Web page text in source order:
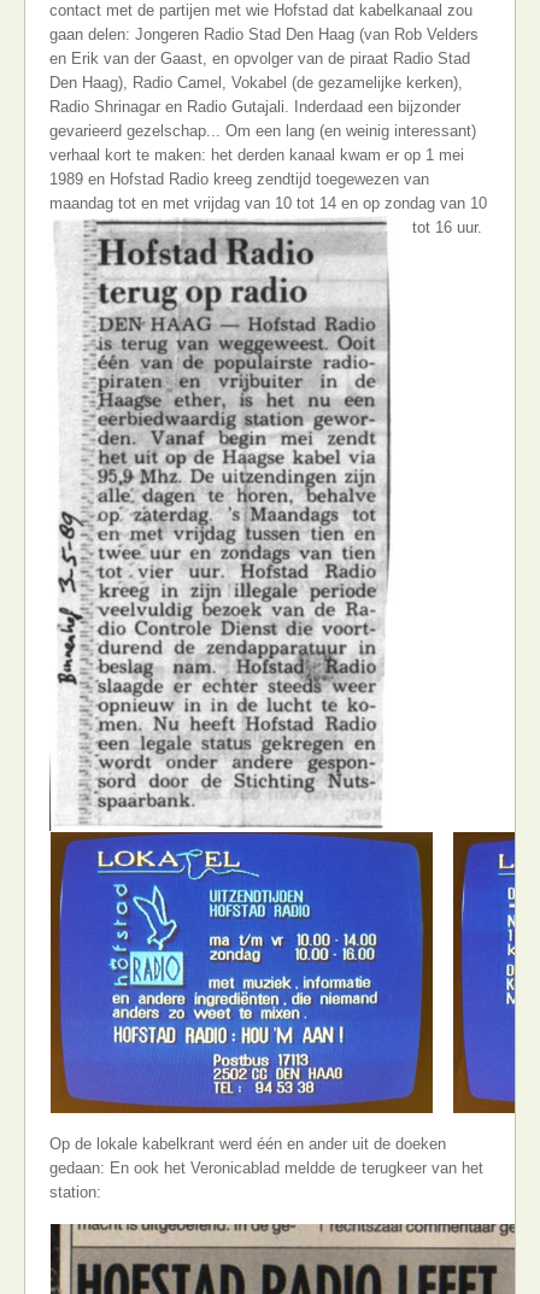
contact met de partijen met wie Hofstad dat kabelkanaal zou
gaan delen: Jongeren Radio Stad Den Haag (van Rob Velders
en Erik van der Gaast, en opvolger van de piraat Radio Stad
Den Haag), Radio Camel, Vokabel (de gezamelijke kerken),
Radio Shrinagar en Radio Gutajali. Inderdaad een bijzonder
gevarieerd gezelschap... Om een lang (en weinig interessant)
verhaal kort te maken: het derden kanaal kwam er op 1 mei
1989 en Hofstad Radio kreeg zendtijd toegewezen van
maandag tot en met vrijdag van 10 tot 14 en op zondag van 10
tot 16 uur.
Op de lokale kabelkrant werd één en ander uit de doeken
gedaan: En ook het Veronicablad meldde de terugkeer van het
station: